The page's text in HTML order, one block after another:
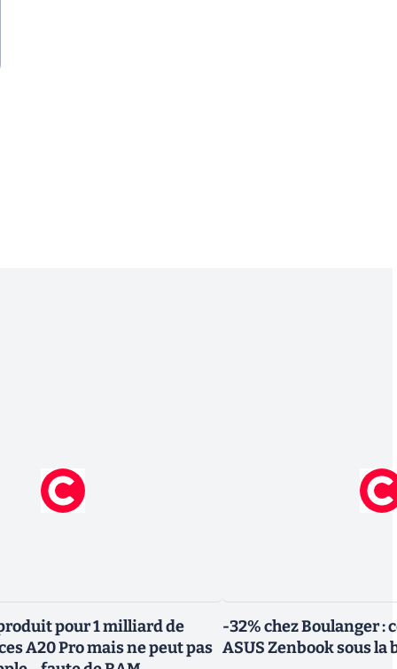
pour 1 milliard de
A20 Pro mais ne peut pas
-32% chez Boulanger :
ASUS Zenbook sous la